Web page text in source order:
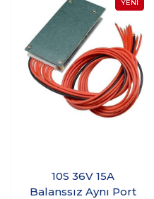
10S 36V 15A
Balanssız Aynı Port